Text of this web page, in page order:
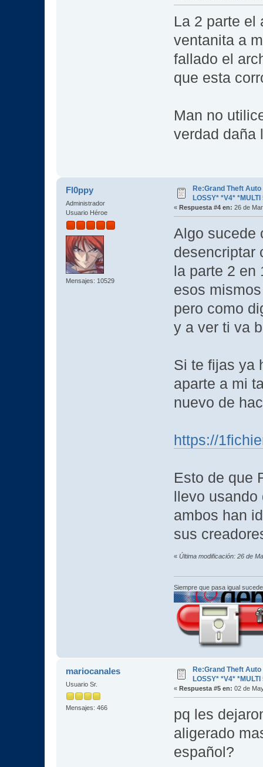
La 2 parte el
ventanita a
fallado el
que esta
Man no
verdad daña
Fl0ppy
Administrador
Usuario Héroe
Mensajes: 10529
Re:Grand Theft
LOSSY* *V4*
« Respuesta #4 en: 26 de
Algo sucede
desencriptar
la parte 2
esos
pero como
y a ver ti va
Si te fijas ya
aparte a mi
nuevo de
https://
Esto de que
llevo usando
ambos han
sus
« Última modificación: 26 de
Siempre que pasa igual
mariocanales
Usuario Sr.
Mensajes: 466
Re:Grand Theft
LOSSY* *V4*
« Respuesta #5 en: 02 de
pq les
aligerado
español?